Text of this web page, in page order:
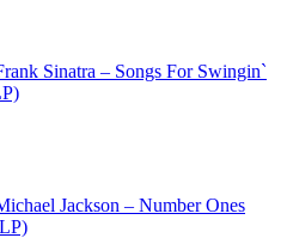
Sinatra – Songs For Swingin`
Jackson – Number Ones